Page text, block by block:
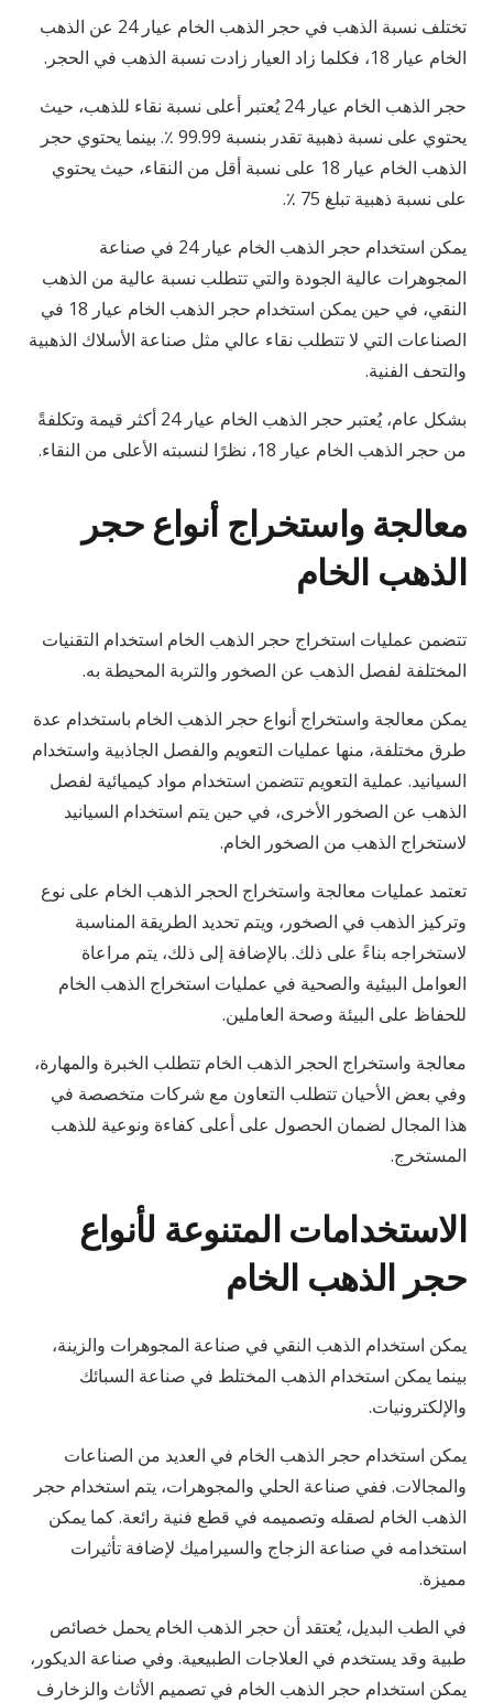
تختلف نسبة الذهب في حجر الذهب الخام عيار 24 عن الذهب
الخام عيار 18، فكلما زاد العيار زادت نسبة الذهب في الحجر.
حجر الذهب الخام عيار 24 يُعتبر أعلى نسبة نقاء للذهب، حيث
يحتوي على نسبة ذهبية تقدر بنسبة 99.99 ٪. بينما يحتوي حجر
الذهب الخام عيار 18 على نسبة أقل من النقاء، حيث يحتوي
على نسبة ذهبية تبلغ 75 ٪.
يمكن استخدام حجر الذهب الخام عيار 24 في صناعة
المجوهرات عالية الجودة والتي تتطلب نسبة عالية من الذهب
النقي، في حين يمكن استخدام حجر الذهب الخام عيار 18 في
الصناعات التي لا تتطلب نقاء عالي مثل صناعة الأسلاك الذهبية
والتحف الفنية.
بشكل عام، يُعتبر حجر الذهب الخام عيار 24 أكثر قيمة وتكلفةً
من حجر الذهب الخام عيار 18، نظرًا لنسبته الأعلى من النقاء.
معالجة واستخراج أنواع حجر
الذهب الخام
تتضمن عمليات استخراج حجر الذهب الخام استخدام التقنيات
المختلفة لفصل الذهب عن الصخور والتربة المحيطة به.
يمكن معالجة واستخراج أنواع حجر الذهب الخام باستخدام عدة
طرق مختلفة، منها عمليات التعويم والفصل الجاذبية واستخدام
السيانيد. عملية التعويم تتضمن استخدام مواد كيميائية لفصل
الذهب عن الصخور الأخرى، في حين يتم استخدام السيانيد
لاستخراج الذهب من الصخور الخام.
تعتمد عمليات معالجة واستخراج الحجر الذهب الخام على نوع
وتركيز الذهب في الصخور، ويتم تحديد الطريقة المناسبة
لاستخراجه بناءً على ذلك. بالإضافة إلى ذلك، يتم مراعاة
العوامل البيئية والصحية في عمليات استخراج الذهب الخام
للحفاظ على البيئة وصحة العاملين.
معالجة واستخراج الحجر الذهب الخام تتطلب الخبرة والمهارة،
وفي بعض الأحيان تتطلب التعاون مع شركات متخصصة في
هذا المجال لضمان الحصول على أعلى كفاءة ونوعية للذهب
المستخرج.
الاستخدامات المتنوعة لأنواع
حجر الذهب الخام
يمكن استخدام الذهب النقي في صناعة المجوهرات والزينة،
بينما يمكن استخدام الذهب المختلط في صناعة السبائك
والإلكترونيات.
يمكن استخدام حجر الذهب الخام في العديد من الصناعات
والمجالات. ففي صناعة الحلي والمجوهرات، يتم استخدام حجر
الذهب الخام لصقله وتصميمه في قطع فنية رائعة. كما يمكن
استخدامه في صناعة الزجاج والسيراميك لإضافة تأثيرات
مميزة.
في الطب البديل، يُعتقد أن حجر الذهب الخام يحمل خصائص
طبية وقد يستخدم في العلاجات الطبيعية. وفي صناعة الديكور،
يمكن استخدام حجر الذهب الخام في تصميم الأثاث والزخارف